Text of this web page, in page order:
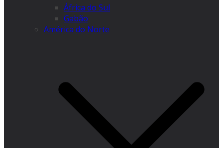
África do Sul
Gabão
América do Norte